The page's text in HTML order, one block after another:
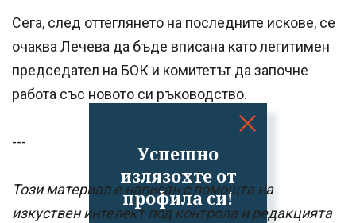
Успешно
излязохте от
профила си!
Сега, след оттеглянето на последните искове, се
очаква Лечева да бъде вписана като легитимен
председател на БОК и комитетът да започне
работа със новото си ръководство.
---
Този материал е написан с помощта на
изкуствен интелект под контрола и редакцията